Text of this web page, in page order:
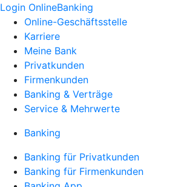
Login OnlineBanking
Online-Geschäftsstelle
Karriere
Meine Bank
Privatkunden
Firmenkunden
Banking & Verträge
Service & Mehrwerte
Banking
Banking für Privatkunden
Banking für Firmenkunden